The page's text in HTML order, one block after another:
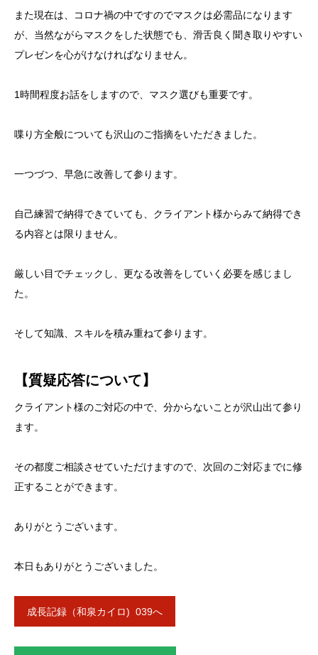
また現在は、コロナ禍の中ですのでマスクは必需品になります
が、当然ながらマスクをした状態でも、滑舌良く聞き取りやすい
プレゼンを心がけなければなりません。
1時間程度お話をしますので、マスク選びも重要です。
喋り方全般についても沢山のご指摘をいただきました。
一つづつ、早急に改善して参ります。
自己練習で納得できていても、クライアント様からみて納得でき
る内容とは限りません。
厳しい目でチェックし、更なる改善をしていく必要を感じまし
た。
そして知識、スキルを積み重ねて参ります。
【質疑応答について】
クライアント様のご対応の中で、分からないことが沢山出て参り
ます。
その都度ご相談させていただけますので、次回のご対応までに修
正することができます。
ありがとうございます。
本日もありがとうございました。
成長記録（和泉カイロ) 039へ